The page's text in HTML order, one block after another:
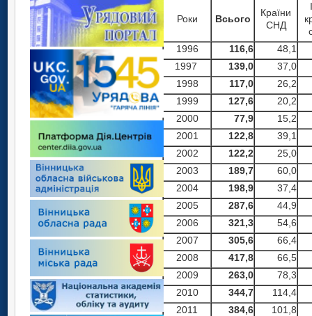
Роки Всього
Країни
СНД
1996
116,6
48,1
1997
139,0
37,0
1998
117,0
26,2
1999
127,6
20,2
2000
77,9
15,2
2001
122,8
39,1
2002
122,2
25,0
2003
189,7
60,0
2004
198,9
37,4
2005
287,6
44,9
2006
321,3
54,6
2007
305,6
66,4
2008
417,8
66,5
2009
263,0
78,3
2010
344,7
114,4
2011
384,6
101,8